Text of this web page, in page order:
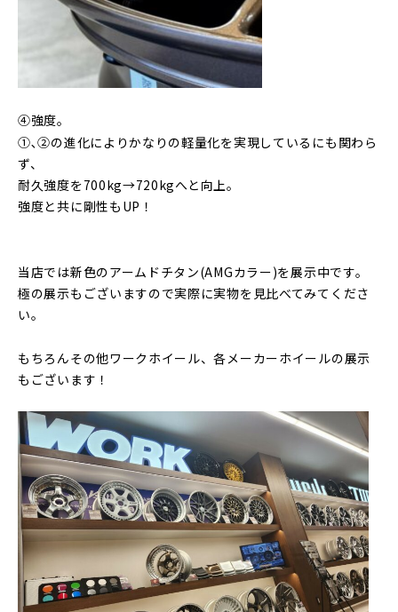
④強度｡
①､②の進化によりかなりの軽量化を実現しているにも関わら
ず、
耐久強度を700kg→720kgへと向上。
強度と共に剛性もUP！
当店では新色のアームドチタン(AMGカラー)を展示中です。
極の展示もございますので実際に実物を見比べてみてくださ
い。
もちろんその他ワークホイール、各メーカーホイールの展示
もございます！